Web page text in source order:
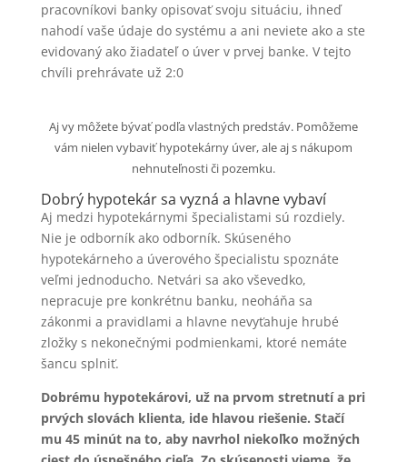
pracovníkovi banky opisovať svoju situáciu, ihneď
nahodí vaše údaje do systému a ani neviete ako a ste
evidovaný ako žiadateľ o úver v prvej banke. V tejto
chvíli prehrávate už 2:0
Aj vy môžete bývať podľa vlastných predstáv. Pomôžeme
vám nielen vybaviť hypotekárny úver, ale aj s nákupom
nehnuteľnosti či pozemku.
Dobrý hypotekár sa vyzná a hlavne vybaví
Aj medzi hypotekárnymi špecialistami sú rozdiely.
Nie je odborník ako odborník. Skúseného
hypotekárneho a úverového špecialistu spoznáte
veľmi jednoducho. Netvári sa ako vševedko,
nepracuje pre konkrétnu banku, neoháňa sa
zákonmi a pravidlami a hlavne nevyťahuje hrubé
zložky s nekonečnými podmienkami, ktoré nemáte
šancu splniť.
Dobrému hypotekárovi, už na prvom stretnutí a pri
prvých slovách klienta, ide hlavou riešenie. Stačí
mu 45 minút na to, aby navrhol niekoľko možných